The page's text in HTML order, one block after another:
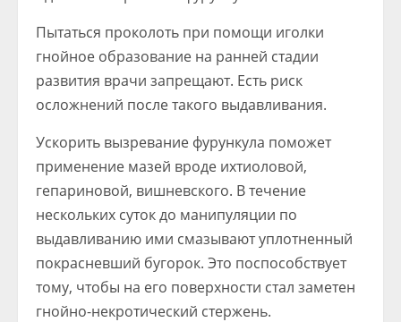
Пытаться проколоть при помощи иголки
гнойное образование на ранней стадии
развития врачи запрещают. Есть риск
осложнений после такого выдавливания.
Ускорить вызревание фурункула поможет
применение мазей вроде ихтиоловой,
гепариновой, вишневского. В течение
нескольких суток до манипуляции по
выдавливанию ими смазывают уплотненный
покрасневший бугорок. Это поспособствует
тому, чтобы на его поверхности стал заметен
гнойно-некротический стержень.